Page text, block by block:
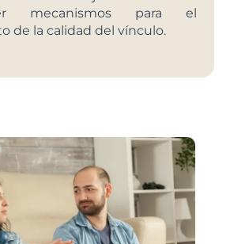
mecanismos para el
de la calidad del vínculo.